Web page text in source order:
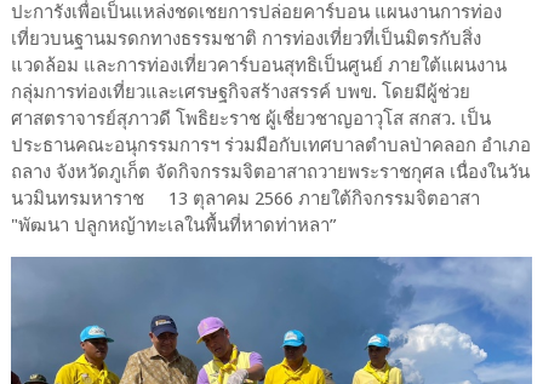
ปะการังเพื่อเป็นแหล่งชดเชยการปล่อยคาร์บอน แผนงานการท่อง
เที่ยวบนฐานมรดกทางธรรมชาติ การท่องเที่ยวที่เป็นมิตรกับสิ่ง
แวดล้อม และการท่องเที่ยวคาร์บอนสุทธิเป็นศูนย์ ภายใต้แผนงาน
กลุ่มการท่องเที่ยวและเศรษฐกิจสร้างสรรค์ บพข. โดยมีผู้ช่วย
ศาสตราจารย์สุภาวดี โพธิยะราช ผู้เชี่ยวชาญอาวุโส สกสว. เป็น
ประธานคณะอนุกรรมการฯ ร่วมมือกับเทศบาลตำบลป่าคลอก อำเภอ
ถลาง จังหวัดภูเก็ต จัดกิจกรรมจิตอาสาถวายพระราชกุศล เนื่องในวัน
นวมินทรมหาราช 13 ตุลาคม 2566 ภายใต้กิจกรรมจิตอาสา
"พัฒนา ปลูกหญ้าทะเลในพื้นที่หาดท่าหลา”